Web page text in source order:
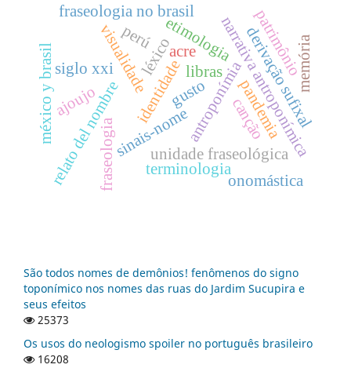
antroponímia
sinais-nome
libras
visualidadeidentidade narrativa antroponímica
relato del nombre
siglo xxi
méxico y brasil
fraseologia unidade fraseológica
fraseologia no brasil
derivação sufixal
etimologia
terminologia
gusto pandemia
ajoujo
léxico memória
patrimônio
onomástica
acre
perú
canção
São todos nomes de demônios! fenômenos do signo
toponímico nos nomes das ruas do Jardim Sucupira e
seus efeitos
25373
Os usos do neologismo spoiler no português brasileiro
16208